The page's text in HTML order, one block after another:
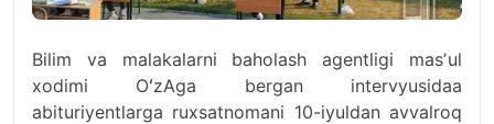
Bilim va malakalarni baholash agentligi masʼul
xodimi OʻzAga bergan intervyusidaa
abituriyentlarga ruxsatnomani 10-iyuldan avvalroq